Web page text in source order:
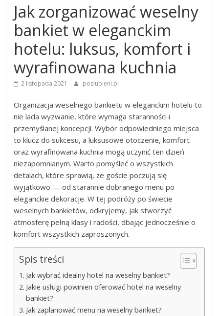
Jak zorganizować weselny
bankiet w eleganckim
hotelu: luksus, komfort i
wyrafinowana kuchnia
2 listopada 2021 poslubieni.pl
Organizacja weselnego bankietu w eleganckim hotelu to
nie lada wyzwanie, które wymaga staranności i
przemyślanej koncepcji. Wybór odpowiedniego miejsca
to klucz do sukcesu, a luksusowe otoczenie, komfort
oraz wyrafinowana kuchnia mogą uczynić ten dzień
niezapomnianym. Warto pomyśleć o wszystkich
detalach, które sprawią, że goście poczują się
wyjątkowo — od starannie dobranego menu po
eleganckie dekoracje. W tej podróży po świecie
weselnych bankietów, odkryjemy, jak stworzyć
atmosferę pełną klasy i radości, dbając jednocześnie o
komfort wszystkich zaproszonych.
Spis treści
Jak wybrać idealny hotel na weselny bankiet?
Jakie usługi powinien oferować hotel na weselny
bankiet?
Jak zaplanować menu na weselny bankiet?